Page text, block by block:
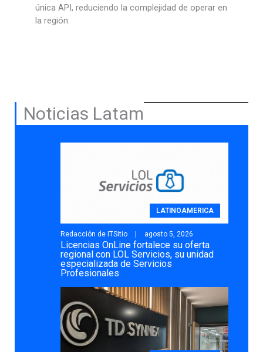
Noticias Latam
LATINOAMERICA
Redacción de ITSitio agosto 5, 2026
Licencias OnLine fortalece su oferta
regional con LOL Servicios, su unidad
especializada de Servicios
Profesionales